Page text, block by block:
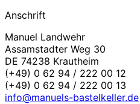
Anschrift
Manuel Landwehr
Assamstadter Weg 30
DE 74238 Krautheim
(+49) 0 62 94 / 222 00 12
(+49) 0 62 94 / 222 00 13
info@manuels-bastelkeller.de